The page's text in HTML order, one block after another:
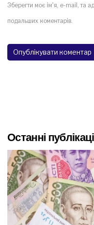
Зберегти моє ім'я, e-mail, та
подальших коментарів.
Останні